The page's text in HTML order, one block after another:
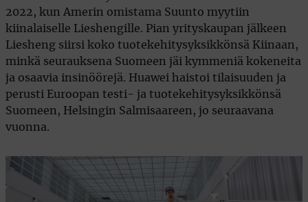
2022, kun Amerin omistama Suunto myytiin
kiinalaiselle Lieshengille. Pian yrityskaupan jälkeen
Liesheng siirsi koko tuotekehitysyksikkönsä Kiinaan,
minkä seurauksena Suomeen jäi kymmeniä kokeneita
ja osaavia insinöörejä. Huawei haistoi tilaisuuden ja
perusti Euroopan testi- ja tuotekehitysyksikkönsä
Suomeen, Helsingin Salmisaareen, jo seuraavana
vuonna.